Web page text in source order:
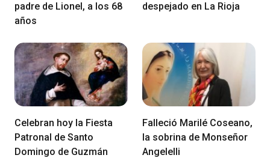
padre de Lionel, a los 68
años
despejado en La Rioja
Celebran hoy la Fiesta
Patronal de Santo
Domingo de Guzmán
Falleció Marilé Coseano,
la sobrina de Monseñor
Angelelli